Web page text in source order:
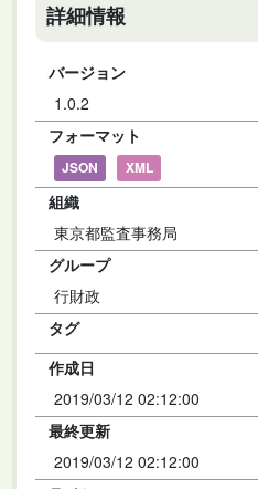
詳細情報
バージョン
1.0.2
フォーマット
JSON XML
組織
東京都監査事務局
グループ
行財政
タグ
作成日
2019/03/12 02:12:00
最終更新
2019/03/12 02:12:00